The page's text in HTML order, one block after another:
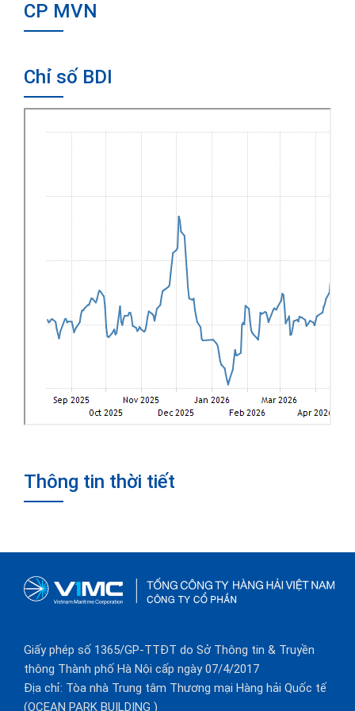
CP MVN
Chỉ số BDI
Thông tin thời tiết
Giấy phép số 1365/GP-TTĐT do Sở Thông tin & Truyền
thông Thành phố Hà Nội cấp ngày 07/4/2017
Địa chỉ: Tòa nhà Trung tâm Thương mại Hàng hải Quốc tế
(OCEAN PARK BUILDING )